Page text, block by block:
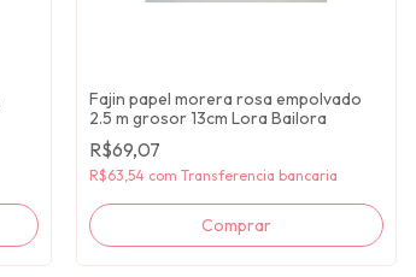
Fajin papel morera rosa empolvado
2.5 m grosor 13cm Lora Bailora
R$69,07
R$63,54 com Transferencia bancaria